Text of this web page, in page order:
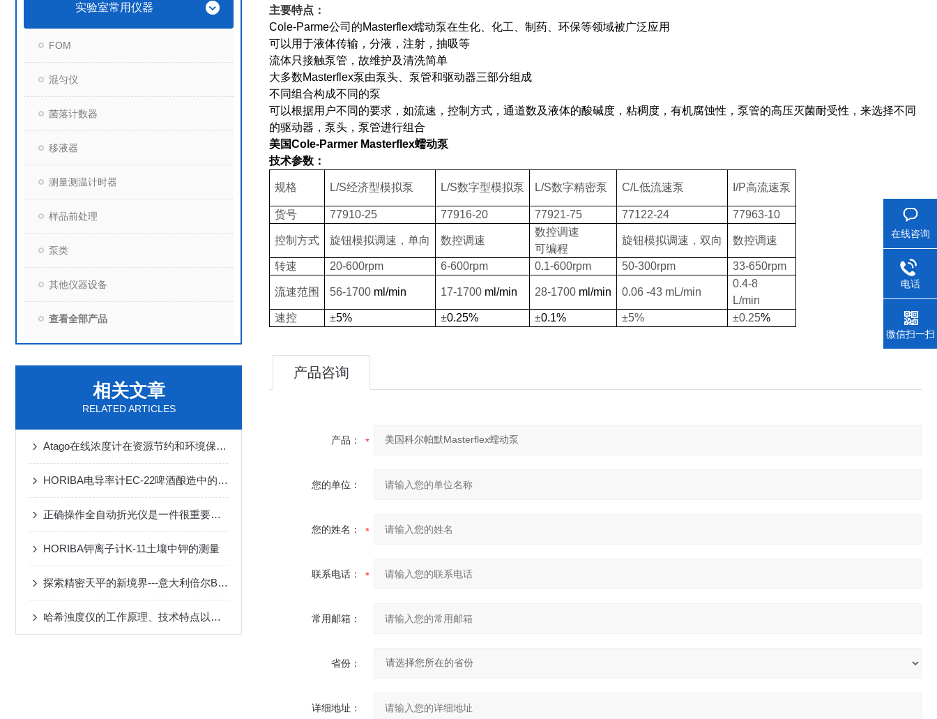
实验室常用仪器
FOM
混匀仪
菌落计数器
移液器
测量测温计时器
样品前处理
泵类
其他仪器设备
查看全部产品
相关文章
RELATED ARTICLES
Atago在线浓度计在资源节约和环境保护中的角色
HORIBA电导率计EC-22啤酒酿造中的水质检查
正确操作全自动折光仪是一件很重要的事情
HORIBA钾离子计K-11土壤中钾的测量
探索精密天平的新境界---意大利倍尔BEL天平静电消除技术
哈希浊度仪的工作原理、技术特点以及在各行业的实际应用
主要特点：
Cole-Parme公司的Masterflex蠕动泵在生化、化工、制药、环保等领域被广泛应用
可以用于液体传输，分液，注射，抽吸等
流体只接触泵管，故维护及清洗简单
大多数Masterflex泵由泵头、泵管和驱动器三部分组成
不同组合构成不同的泵
可以根据用户不同的要求，如流速，控制方式，通道数及液体的酸碱度，粘稠度，有机腐蚀性，泵管的高压灭菌耐受性，来选择不同
的驱动器，泵头，泵管进行组合
美国Cole-Parmer Masterflex蠕动泵
技术参数：
规格 L/S经济型模拟泵 L/S数字型模拟泵 L/S数字精密泵 C/L低流速泵 I/P高流速泵
货号 77910-25 77916-20 77921-75 77122-24 77963-10
控制方式 旋钮模拟调速，单向 数控调速
数控调速
可编程
旋钮模拟调速，双向 数控调速
转速 20-600rpm 6-600rpm 0.1-600rpm 50-300rpm 33-650rpm
流速范围 56-1700 ml/min 17-1700 ml/min 28-1700 ml/min 0.06 -43 mL/min
0.4-8
L/min
速控
±5% ±0.25% ±0.1% ±5% ±0.25%
产品咨询
产品：
您的单位：
您的姓名：
联系电话：
常用邮箱：
省份：
详细地址：
在线咨询
电话
微信扫一扫